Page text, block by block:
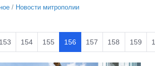
/ Новости митрополии
153 154 155 156 157 158 159